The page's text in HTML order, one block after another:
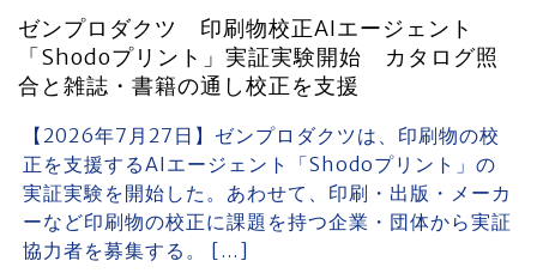
ゼンプロダクツ 印刷物校正AIエージェント
「Shodoプリント」実証実験開始 カタログ照
合と雑誌・書籍の通し校正を支援
【2026年7月27日】ゼンプロダクツは、印刷物の校
正を支援するAIエージェント「Shodoプリント」の
実証実験を開始した。あわせて、印刷・出版・メーカ
ーなど印刷物の校正に課題を持つ企業・団体から実証
協力者を募集する。 […]